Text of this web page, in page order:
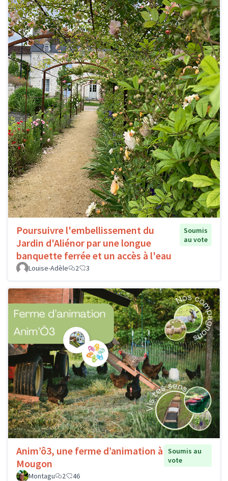
Poursuivre l'embellissement du
Jardin d'Aliénor par une longue
banquette ferrée et un accès à l'eau
Soumis
au vote
Louise-Adèle 2 3
Anim’ô3, une ferme d’animation à
Mougon
Soumis au
vote
Montagu
2 46